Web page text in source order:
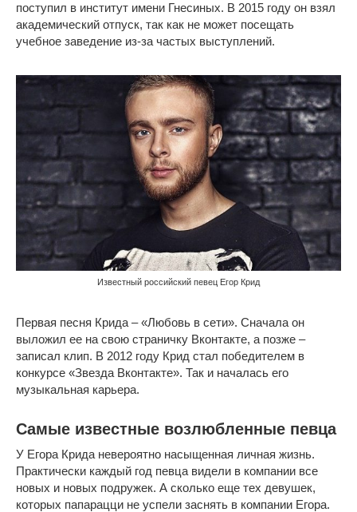
поступил в институт имени Гнесиных. В 2015 году он взял
академический отпуск, так как не может посещать
учебное заведение из-за частых выступлений.
Известный российский певец Егор Крид
Первая песня Крида – «Любовь в сети». Сначала он
выложил ее на свою страничку Вконтакте, а позже –
записал клип. В 2012 году Крид стал победителем в
конкурсе «Звезда Вконтакте». Так и началась его
музыкальная карьера.
Самые известные возлюбленные певца
У Егора Крида невероятно насыщенная личная жизнь.
Практически каждый год певца видели в компании все
новых и новых подружек. А сколько еще тех девушек,
которых папарацци не успели заснять в компании Егора.